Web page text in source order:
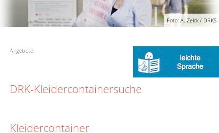
Foto: A. Zelck / DRKS
Angebote
DRK-Kleidercontainersuche
Kleidercontainer